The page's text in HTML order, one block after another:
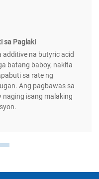
sa Paglaki
additive na butyric acid
batang baboy, nakita
sa rate ng
Ang pagbawas sa
naging isang malaking